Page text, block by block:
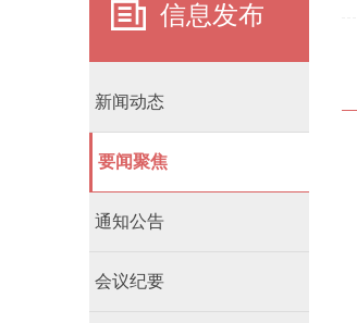
信息发布
新闻动态
要闻聚焦
通知公告
会议纪要